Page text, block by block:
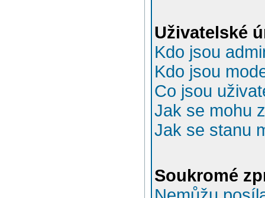
Uživatelské
Kdo jsou
Kdo jsou
Co jsou
Jak se mohu
Jak se stanu
Soukromé